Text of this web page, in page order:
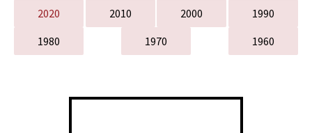
2020 2010 2000
1990
1980
1970 1960